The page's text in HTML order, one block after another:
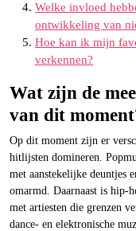
Welke invloed
ontwikkeling van
Hoe kan ik mijn
verkennen?
Wat zijn de
van dit
Op dit moment zijn er
hitlijsten domineren.
met aanstekelijke deuntjes
omarmd. Daarnaast is hip-
met artiesten die grenzen
dance- en elektronische